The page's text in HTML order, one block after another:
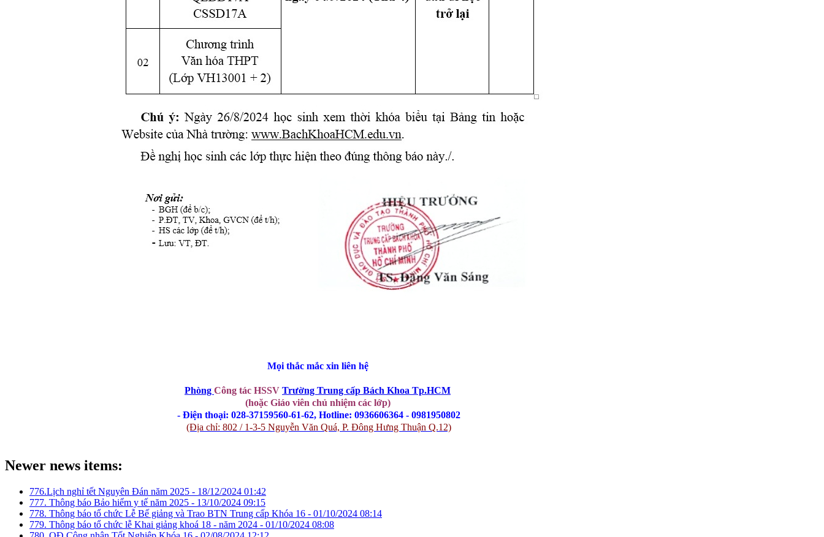
Mọi thắc mắc xin liên hệ
Phòng Công tác HSSV Trường Trung cấp Bách Khoa Tp.HCM
(hoặc Giáo viên chủ nhiệm các lớp)
- Điện thoại: 028-37159560-61-62, Hotline: 0936606364 - 0981950802
(Địa chỉ: 802 / 1-3-5 Nguyễn Văn Quá, P. Đông Hưng Thuận Q.12)
Newer news items:
776.Lịch nghỉ tết Nguyên Đán năm 2025 - 18/12/2024 01:42
777. Thông báo Bảo hiểm y tế năm 2025 - 13/10/2024 09:15
778. Thông báo tổ chức Lễ Bế giảng và Trao BTN Trung cấp Khóa 16 - 01/10/2024 08:14
779. Thông báo tổ chức lễ Khai giảng khoá 18 - năm 2024 - 01/10/2024 08:08